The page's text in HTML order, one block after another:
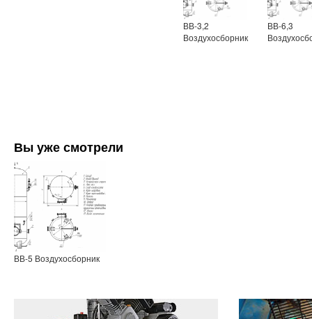
ВВ-3,2
Воздухосборник
ВВ-6,3
Вы уже смотрели
ВВ-5 Воздухосборник